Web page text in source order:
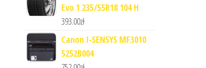
Evo 1 235/55R18 104 H
393.00zł
Canon I-SENSYS MF3010
5252B004